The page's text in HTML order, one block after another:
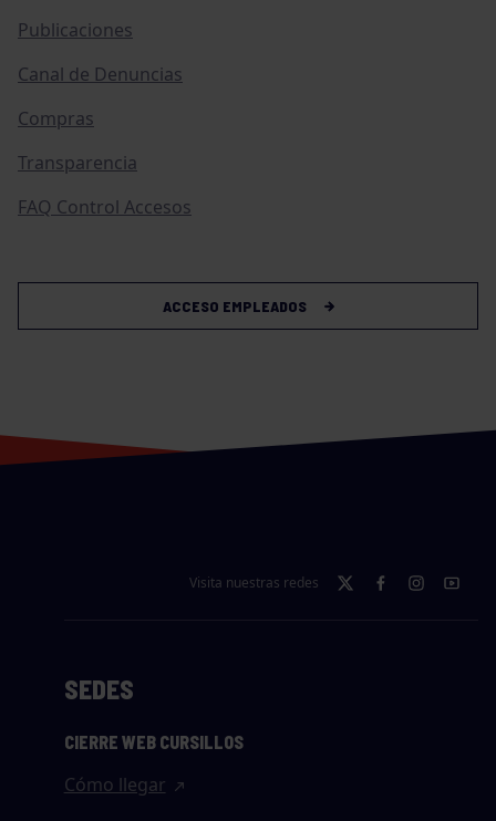
Publicaciones
Canal de Denuncias
Compras
Transparencia
FAQ Control Accesos
ACCESO EMPLEADOS
Visita nuestras redes
SEDES
CIERRE WEB CURSILLOS
Cómo llegar